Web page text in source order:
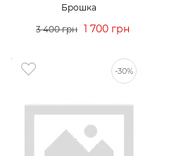
Брошка
3 400 грн 1 700 грн
-30%